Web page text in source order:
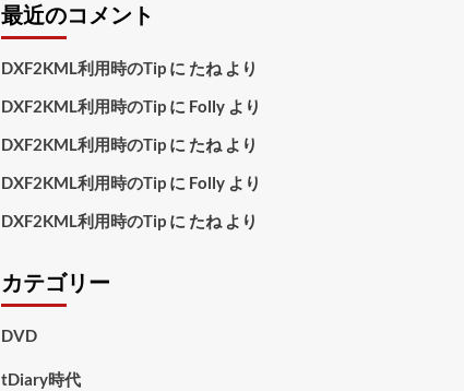
最近のコメント
DXF2KML利用時のTipに たねより
DXF2KML利用時のTipに Follyより
DXF2KML利用時のTipに たねより
DXF2KML利用時のTipに Follyより
DXF2KML利用時のTipに たねより
カテゴリー
DVD
tDiary時代